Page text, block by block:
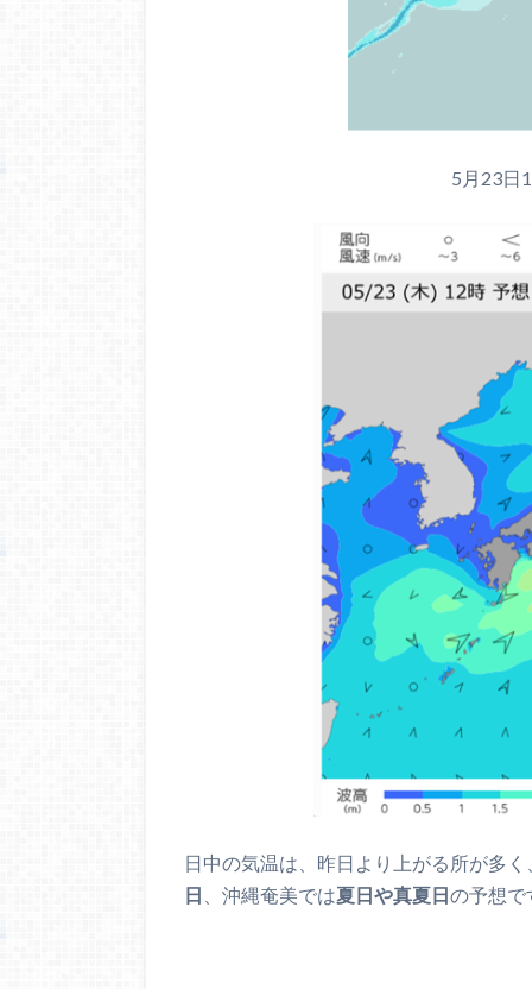
5月23日
日中の気温は、昨日より上がる所が多
日
、沖縄奄美では夏日や真夏日の予想で